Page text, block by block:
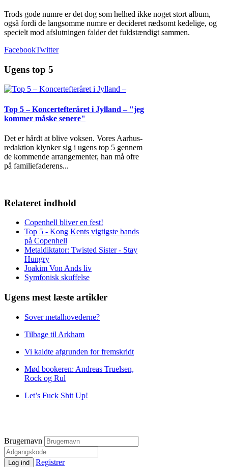
Trods gode numre er det dog som helhed ikke noget stort album,
også fordi de langsomme numre er decideret rædsomt kedelige, og
specielt mod afslutningen falder det fuldstændigt sammen.
FacebookTwitter
Ugens top 5
Top 5 – Koncertefteråret i Jylland – "jeg
kommer måske senere"
Det er hårdt at blive voksen. Vores Aarhus-
redaktion klynker sig i ugens top 5 gennem
de kommende arrangementer, han må ofre
på familiefaderens...
Relateret indhold
Copenhell bliver en fest!
Top 5 - Kong Kents vigtigste bands
på Copenhell
Metaldiktator: Twisted Sister - Stay
Hungry
Joakim Von Ands liv
Symfonisk skuffelse
Ugens mest læste artikler
Sover metalhovederne?
Tilbage til Arkham
Vi kaldte afgrunden for fremskridt
Mød bookeren: Andreas Truelsen,
Rock og Rul
Let’s Fuck Shit Up!
Brugernavn
Log ind
Registrer